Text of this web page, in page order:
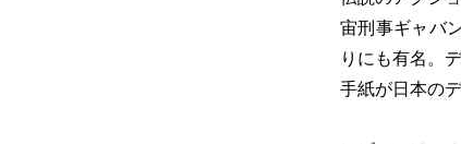
宙刑事ギャバ
りにも有名。
手紙が日本の